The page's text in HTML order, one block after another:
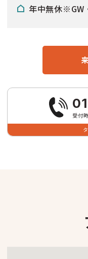
年中無休※GW
受付